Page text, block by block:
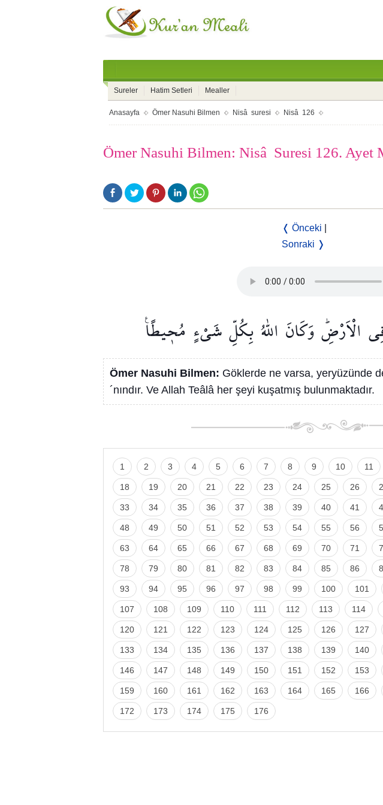
Sureler Hatim Setleri Mealler
Anasayfa Ömer Nasuhi Bilmen Nisâ suresi Nisâ 126
Ömer Nasuhi Bilmen: Nisâ Suresi 126. Ayet
❬ Önceki
Sonraki ❭
الْاَرْضِۜوَكَانَ اللّٰهُبِكُلِّشَيْءٍ مُح۪يطًا۟
Ömer Nasuhi Bilmen: Göklerde ne varsa, yeryüzünde
´nındır. Ve Allah Teâlâ her şeyi kuşatmış bulunmaktadır.
1 2 3 4 5 6 7 8 9 10 11
18 19 20 21 22 23 24 25 26
33 34 35 36 37 38 39 40 41
48 49 50 51 52 53 54 55 56
63 64 65 66 67 68 69 70 71
78 79 80 81 82 83 84 85 86
93 94 95 96 97 98 99 100 101
107 108 109 110 111 112 113 114
120 121 122 123 124 125 126 127
133 134 135 136 137 138 139 140
146 147 148 149 150 151 152 153
159 160 161 162 163 164 165 166
172 173 174 175 176